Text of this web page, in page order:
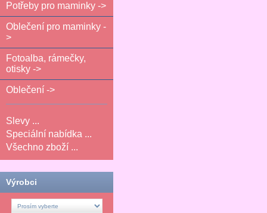
Potřeby pro maminky ->
Oblečení pro maminky -
>
Fotoalba, rámečky,
otisky ->
Oblečení ->
Slevy ...
Speciální nabídka ...
Všechno zboží ...
Výrobci